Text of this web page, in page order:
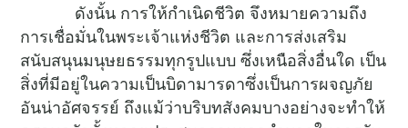
ดังนั้น การให้กำเนิดชีวิต จึงหมายความถึง
การเชื่อมั่นในพระเจ้าแห่งชีวิต และการส่งเสริม
สนับสนุนมนุษยธรรมทุกรูปแบบ ซึ่งเหนือสิ่งอื่นใด เป็น
สิ่งที่มีอยู่ในความเป็นบิดามารดาซึ่งเป็นการผจญภัย
อันน่าอัศจรรย์ ถึงแม้ว่าบริบทสังคมบางอย่างจะทำให้